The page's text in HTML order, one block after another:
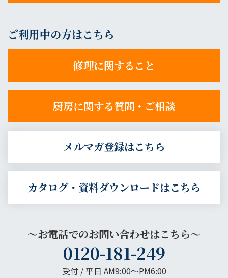
ご利用中の方はこちら
修理に関すること
厨房に関する質問・ご相談
メルマガ登録はこちら
カタログ・資料ダウンロードはこちら
～お電話でのお問い合わせはこちら～
0120-181-249
受付 / 平日 AM9:00〜PM6:00